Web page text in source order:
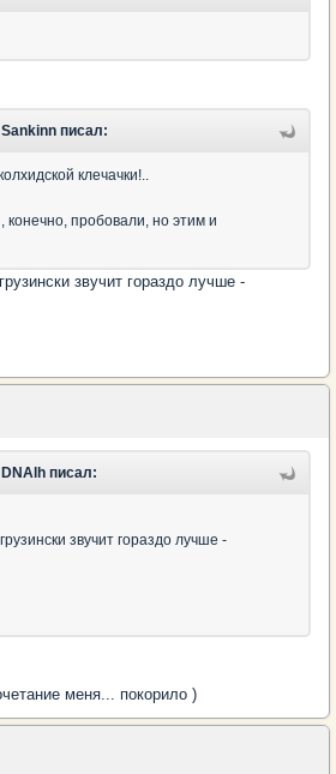
писал:
клечачки!..
конечно, пробовали, но этим и
звучит гораздо лучше -
писал:
звучит гораздо лучше -
меня... покорило )